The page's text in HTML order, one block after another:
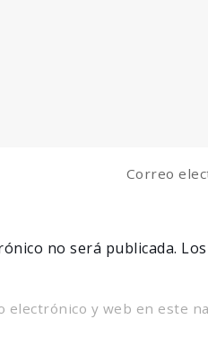
no será publicada.
Correo
electrónico y web en este